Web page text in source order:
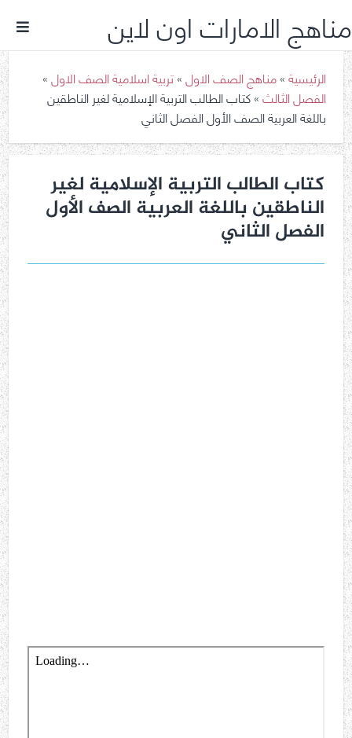
مناهج الامارات اون لاين
الرئيسية»مناهج الصف الاول»تربية اسلامية الصف الاول»
الفصل الثالث»كتاب الطالب التربية الإسلامية لغير الناطقين
باللغة العربية الصف الأول الفصل الثاني
كتاب الطالب التربية الإسلامية لغير
الناطقين باللغة العربية الصف الأول
الفصل الثاني